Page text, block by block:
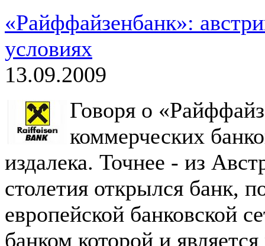
«Райффайзенбанк»:
условиях
13.09.2009
Говоря о
коммерческих
издалека. Точнее - из
столетия открылся банк,
европейской банковской
банком которой и